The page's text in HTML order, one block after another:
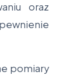
oraz
pomiary